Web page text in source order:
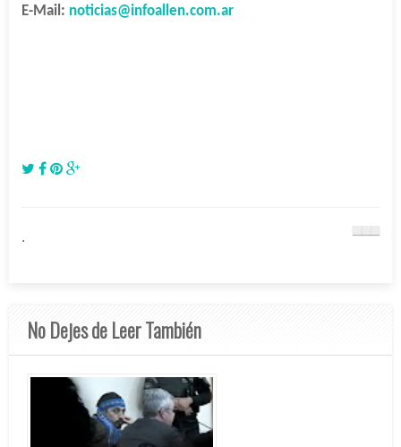
E-Mail: noticias@infoallen.com.ar
.
No Dejes de Leer También